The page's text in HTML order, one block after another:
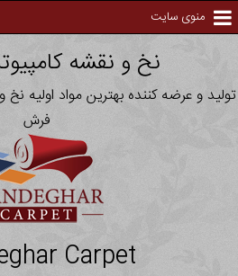
منوی سایت
نخ و نقشه
تولید و عرضه کننده بهترین مواد اولیه
فرش
Carpet